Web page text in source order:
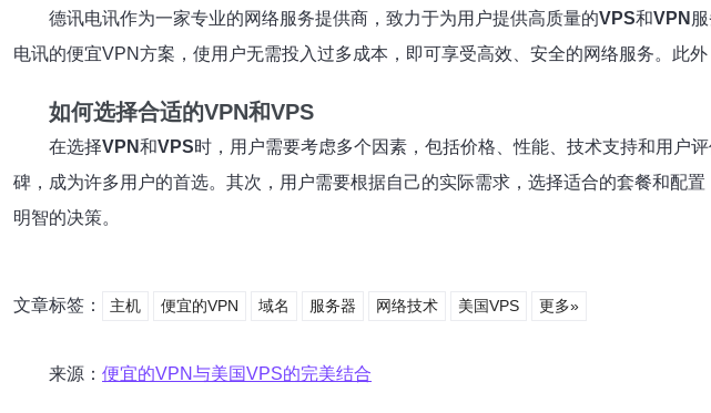
德讯电讯作为一家专业的网络服务提供商，致力于为用户提供高质量的VPS和VPN
电讯的便宜VPN方案，使用户无需投入过多成本，即可享受高效、安全的网络服务。此
如何选择合适的VPN和VPS
在选择VPN和VPS时，用户需要考虑多个因素，包括价格、性能、技术支持和用户
碑，成为许多用户的首选。其次，用户需要根据自己的实际需求，选择适合的套餐和配
明智的决策。
文章标签： 主机 便宜的VPN 域名 服务器 网络技术 美国VPS 更多»
来源： 便宜的VPN与美国VPS的完美结合